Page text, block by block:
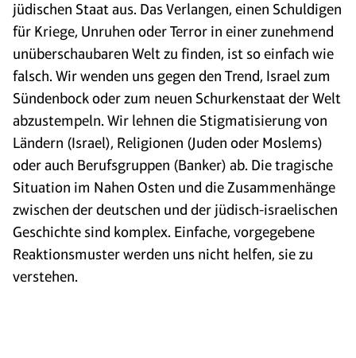
jüdischen Staat aus. Das Verlangen, einen Schuldigen
für Kriege, Unruhen oder Terror in einer zunehmend
unüberschaubaren Welt zu finden, ist so einfach wie
falsch. Wir wenden uns gegen den Trend, Israel zum
Sündenbock oder zum neuen Schurkenstaat der Welt
abzustempeln. Wir lehnen die Stigmatisierung von
Ländern (Israel), Religionen (Juden oder Moslems)
oder auch Berufsgruppen (Banker) ab. Die tragische
Situation im Nahen Osten und die Zusammenhänge
zwischen der deutschen und der jüdisch-israelischen
Geschichte sind komplex. Einfache, vorgegebene
Reaktionsmuster werden uns nicht helfen, sie zu
verstehen.